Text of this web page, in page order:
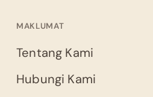
MAKLUMAT
Tentang Kami
Hubungi Kami